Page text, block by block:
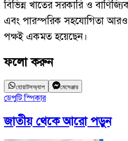
বিভিন্ন খাতের সরকারি ও
এবং পারস্পরিক সহযোগিতা আরও
পক্ষই একমত হয়েছেন।
ফলো করুন
হোয়াটসঅ্যাপ মেসেঞ্জার
ডেপুটি স্পিকার
জাতীয়থেকে আরো পড়ুন